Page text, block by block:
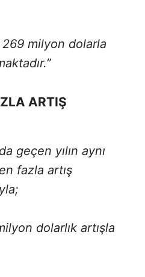
milyon dolarla
ARTIŞ
geçen yılın aynı
fazla artış
dolarlık artışla